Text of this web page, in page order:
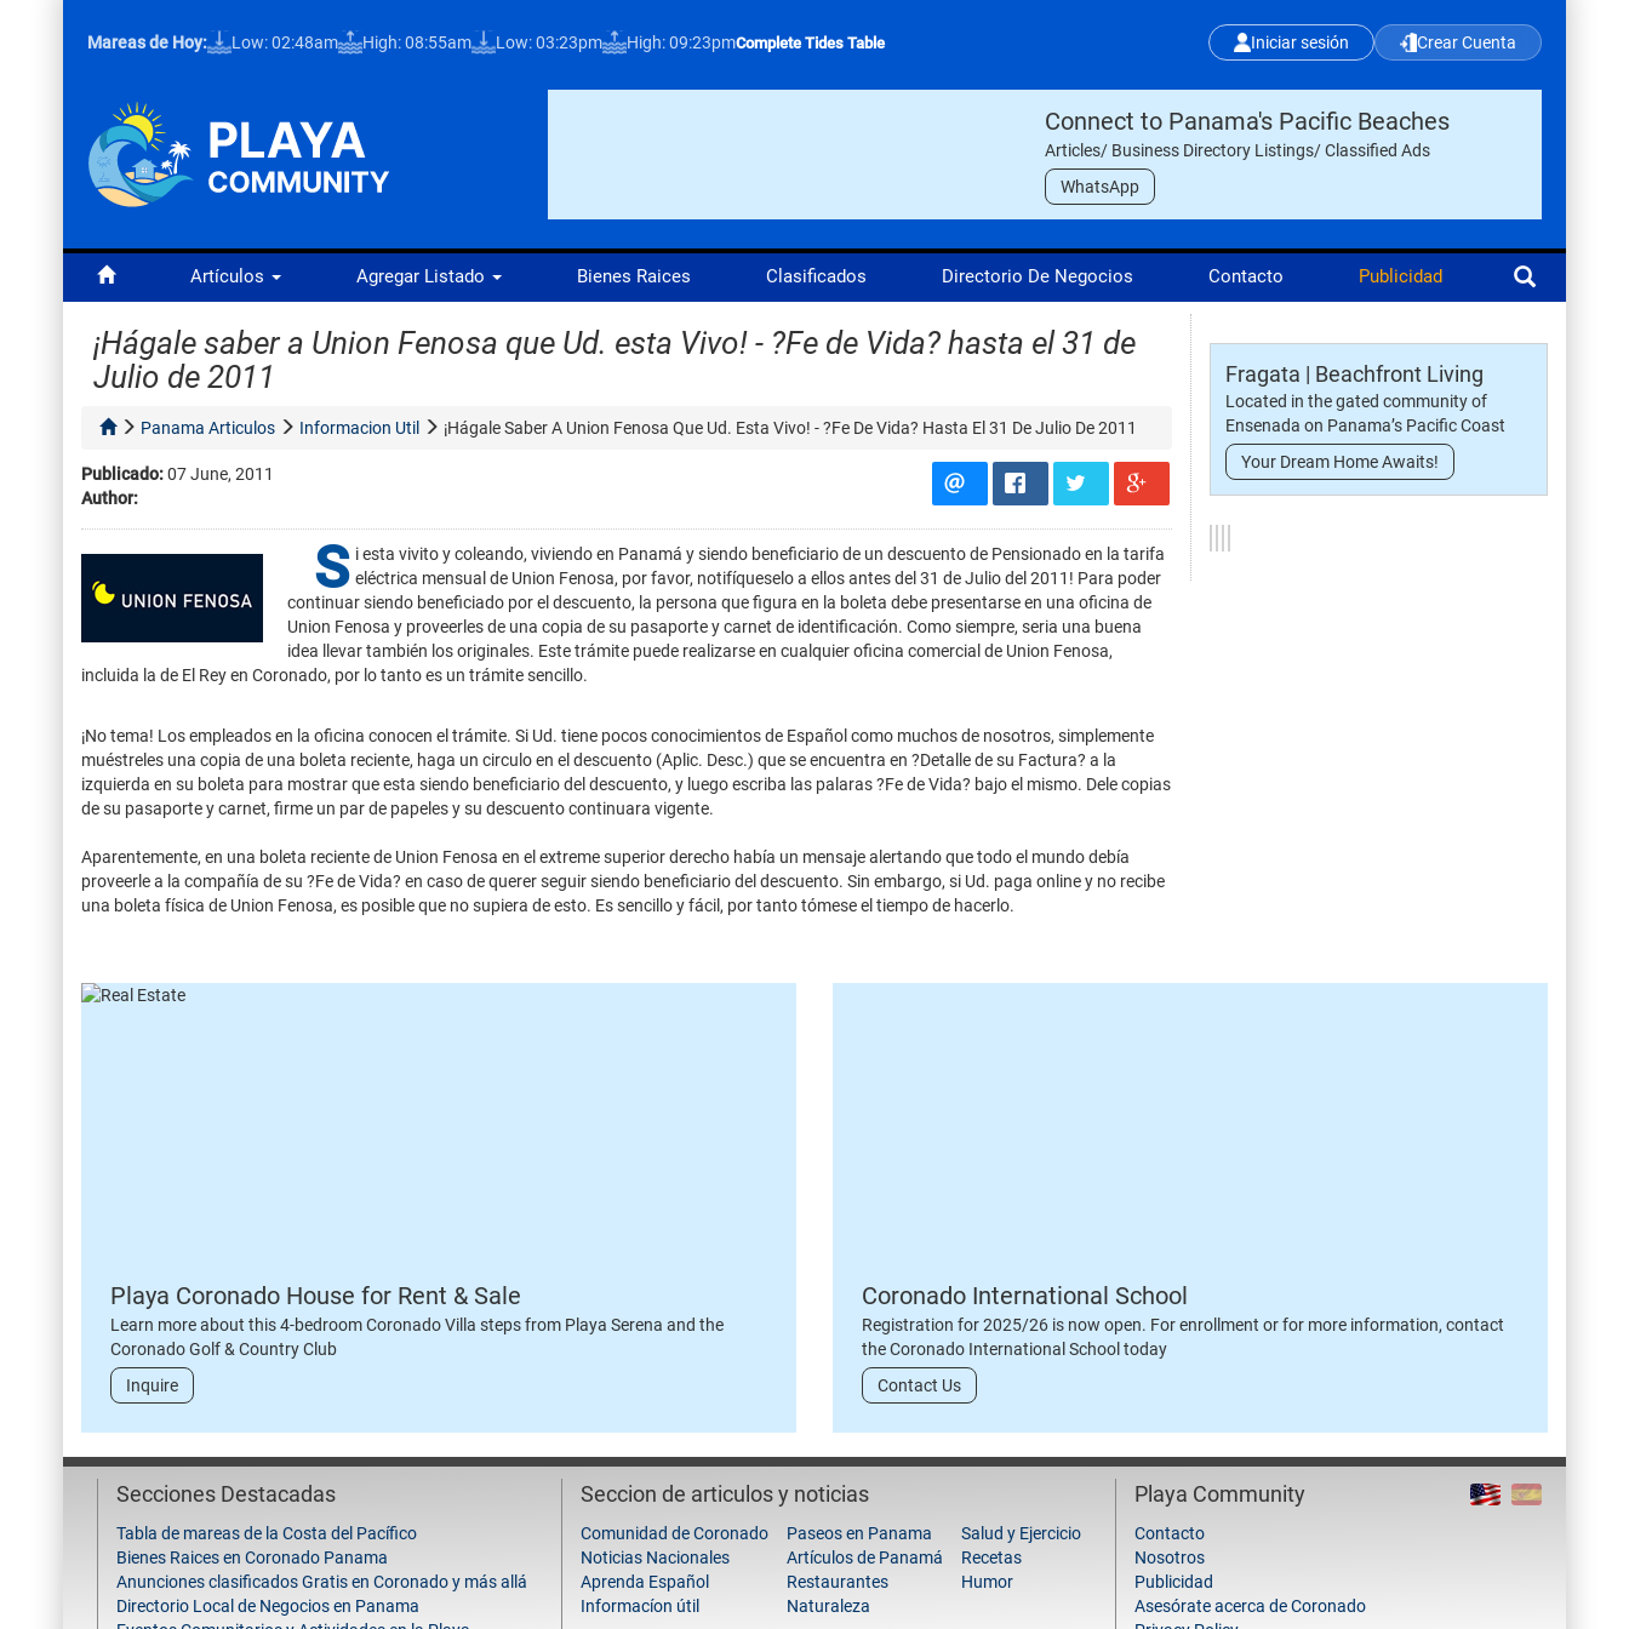
Mareas de Hoy: Low: 02:48am High: 08:55am Low: 03:23pm High: 09:23pmComplete Tides Table Iniciar sesión Crear Cuenta
Connect to Panama's Pacific Beaches
Articles/ Business Directory Listings/ Classified Ads
WhatsApp
Artículos Agregar Listado Bienes Raices Clasificados Directorio De Negocios Contacto Publicidad
¡Hágale saber a Union Fenosa que Ud. esta Vivo! - ?Fe de Vida? hasta el 31 de
Julio de 2011
Panama Articulos Informacion Util ¡Hágale Saber A Union Fenosa Que Ud. Esta Vivo! - ?Fe De Vida? Hasta El 31 De Julio De 2011
Publicado:07 June, 2011
Author:
S i esta vivito y coleando, viviendo en Panamá y siendo beneficiario de un descuento de Pensionado en la tarifa
eléctrica mensual de Union Fenosa, por favor, notifíqueselo a ellos antes del 31 de Julio del 2011! Para poder
continuar siendo beneficiado por el descuento, la persona que figura en la boleta debe presentarse en una oficina de
Union Fenosa y proveerles de una copia de su pasaporte y carnet de identificación. Como siempre, seria una buena
idea llevar también los originales. Este trámite puede realizarse en cualquier oficina comercial de Union Fenosa,
incluida la de El Rey en Coronado, por lo tanto es un trámite sencillo.
¡No tema! Los empleados en la oficina conocen el trámite. Si Ud. tiene pocos conocimientos de Español como muchos de nosotros, simplemente
muéstreles una copia de una boleta reciente, haga un circulo en el descuento (Aplic. Desc.) que se encuentra en ?Detalle de su Factura? a la
izquierda en su boleta para mostrar que esta siendo beneficiario del descuento, y luego escriba las palaras ?Fe de Vida? bajo el mismo. Dele copias
de su pasaporte y carnet, firme un par de papeles y su descuento continuara vigente.
Aparentemente, en una boleta reciente de Union Fenosa en el extreme superior derecho había un mensaje alertando que todo el mundo debía
proveerle a la compañía de su ?Fe de Vida? en caso de querer seguir siendo beneficiario del descuento. Sin embargo, si Ud. paga online y no recibe
una boleta física de Union Fenosa, es posible que no supiera de esto. Es sencillo y fácil, por tanto tómese el tiempo de hacerlo.
Fragata | Beachfront Living
Located in the gated community of
Ensenada on Panama’s Pacific Coast
Your Dream Home Awaits!
Playa Coronado House for Rent & Sale
Learn more about this 4-bedroom Coronado Villa steps from Playa Serena and the
Coronado Golf & Country Club
Inquire
Coronado International School
Registration for 2025/26 is now open. For enrollment or for more information, contact
the Coronado International School today
Contact Us
Secciones Destacadas
Tabla de mareas de la Costa del Pacífico
Bienes Raices en Coronado Panama
Anunciones clasificados Gratis en Coronado y más allá
Directorio Local de Negocios en Panama
Seccion de articulos y noticias
Comunidad de Coronado
Noticias Nacionales
Aprenda Español
Informacíon útil
Paseos en Panama
Artículos de Panamá
Restaurantes
Naturaleza
Salud y Ejercicio
Recetas
Humor
Playa Community
Contacto
Nosotros
Publicidad
Asesórate acerca de Coronado